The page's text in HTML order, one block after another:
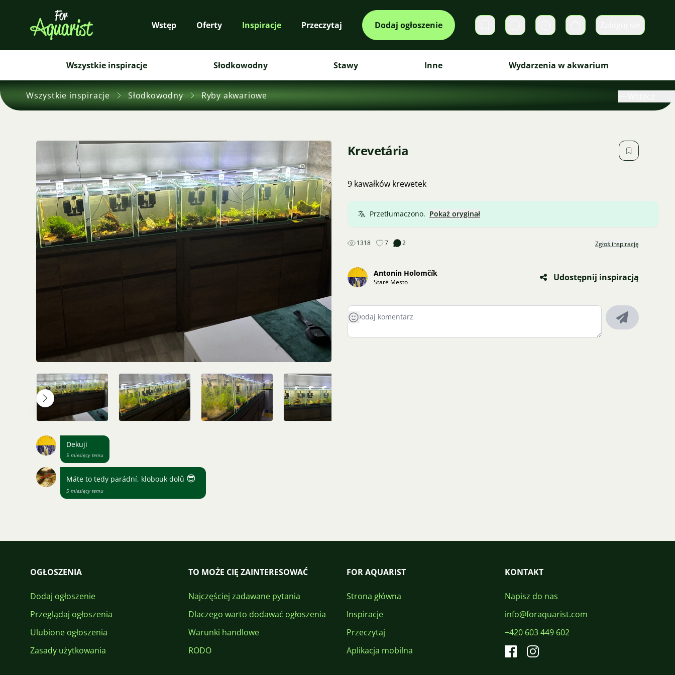
Wstęp Oferty Inspiracje Przeczytaj Dodaj ogłoszenie Prywatne wiadomości
Koszyk
Wszystkie inspiracje Słodkowodny Stawy Inne Wydarzenia w akwarium
Wszystkie inspiracje Słodkowodny Ryby akwariowe
Krevetária
9 kawałków krewetek
Przetłumaczono. Pokaż oryginał
1318 7 2 Zgłoś inspirację
Antonin Holomčík
Staré Mesto Udostępnij inspiracją
Dekuji
5 miesięcy temu
Máte to tedy parádní, klobouk dolů 😎
5 miesięcy temu
OGŁOSZENIA
Dodaj ogłoszenie
Przeglądaj ogłoszenia
Ulubione ogłoszenia
Zasady użytkowania
TO MOŻE CIĘ ZAINTERESOWAĆ
Najczęściej zadawane pytania
Dlaczego warto dodawać ogłoszenia
Warunki handlowe
RODO
FOR AQUARIST
Strona główna
Inspiracje
Przeczytaj
Aplikacja mobilna
KONTAKT
Napisz do nas
info@foraquarist.com
+420 603 449 602